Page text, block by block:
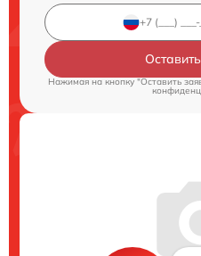
Нажимая на кнопку "Оставить